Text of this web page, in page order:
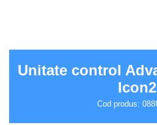
Unitate control
Icon2
Cod produs: